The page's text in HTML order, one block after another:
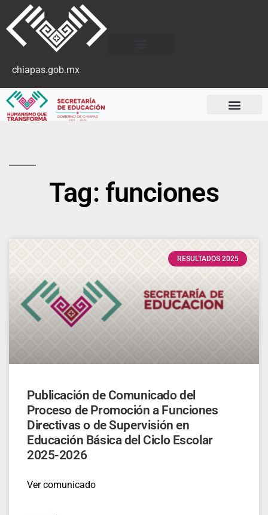
chiapas.gob.mx
Tag: funciones
RESULTADOS 2025
Publicación de Comunicado del
Proceso de Promoción a Funciones
Directivas o de Supervisión en
Educación Básica del Ciclo Escolar
2025-2026
Ver comunicado